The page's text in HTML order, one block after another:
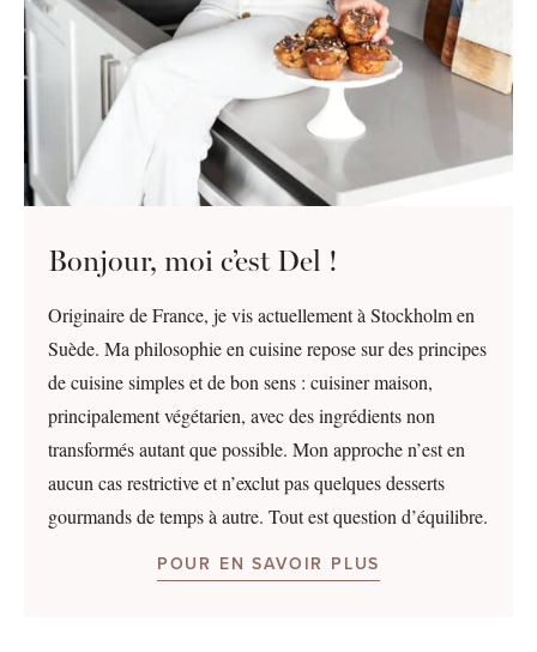
Bonjour, moi c’est Del !
Originaire de France, je vis actuellement à Stockholm en
Suède. Ma philosophie en cuisine repose sur des principes
de cuisine simples et de bon sens : cuisiner maison,
principalement végétarien, avec des ingrédients non
transformés autant que possible. Mon approche n’est en
aucun cas restrictive et n’exclut pas quelques desserts
gourmands de temps à autre. Tout est question d’équilibre.
POUR EN SAVOIR PLUS